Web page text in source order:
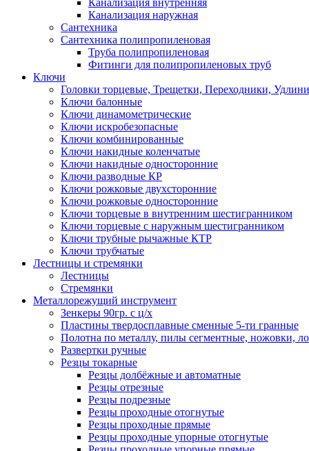
Канализация внутренняя
Канализация наружная
Сантехника
Сантехника полипропиленовая
Труба полипропиленовая
Фитинги для полипропиленовых труб
Ключи
Головки торцевые, Трещетки, Переходники,
Ключи балонные
Ключи динамометрические
Ключи искробезопасные
Ключи комбинированные
Ключи накидные коленчатые
Ключи накидные односторонние
Ключи разводные КР
Ключи рожковые двухсторонние
Ключи рожковые односторонние
Ключи торцевые в внутренним шестигранником
Ключи торцевые с наружным шестигранником
Ключи трубные рычажные КТР
Ключи трубчатые
Лестницы и стремянки
Лестницы
Стремянки
Металлорежущий инструмент
Зенкеры 90гр. с ц/х
Пластины твердосплавные сменные 5-ти гранные
Полотна по металлу, пилы сегментные, ножовки,
Развертки ручные
Резцы токарные
Резцы долбёжные и автоматные
Резцы отрезные
Резцы подрезные
Резцы проходные отогнутые
Резцы проходные прямые
Резцы проходные упорные отогнутые